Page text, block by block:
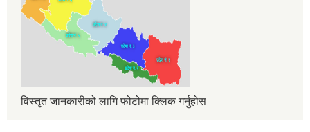
विस्तृत जानकारीको लागि फोटोमा क्लिक गर्नुहोस